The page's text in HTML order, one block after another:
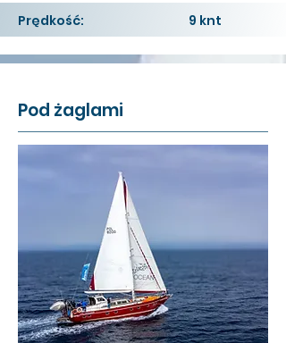
Prędkość: 9 knt
Pod żaglami